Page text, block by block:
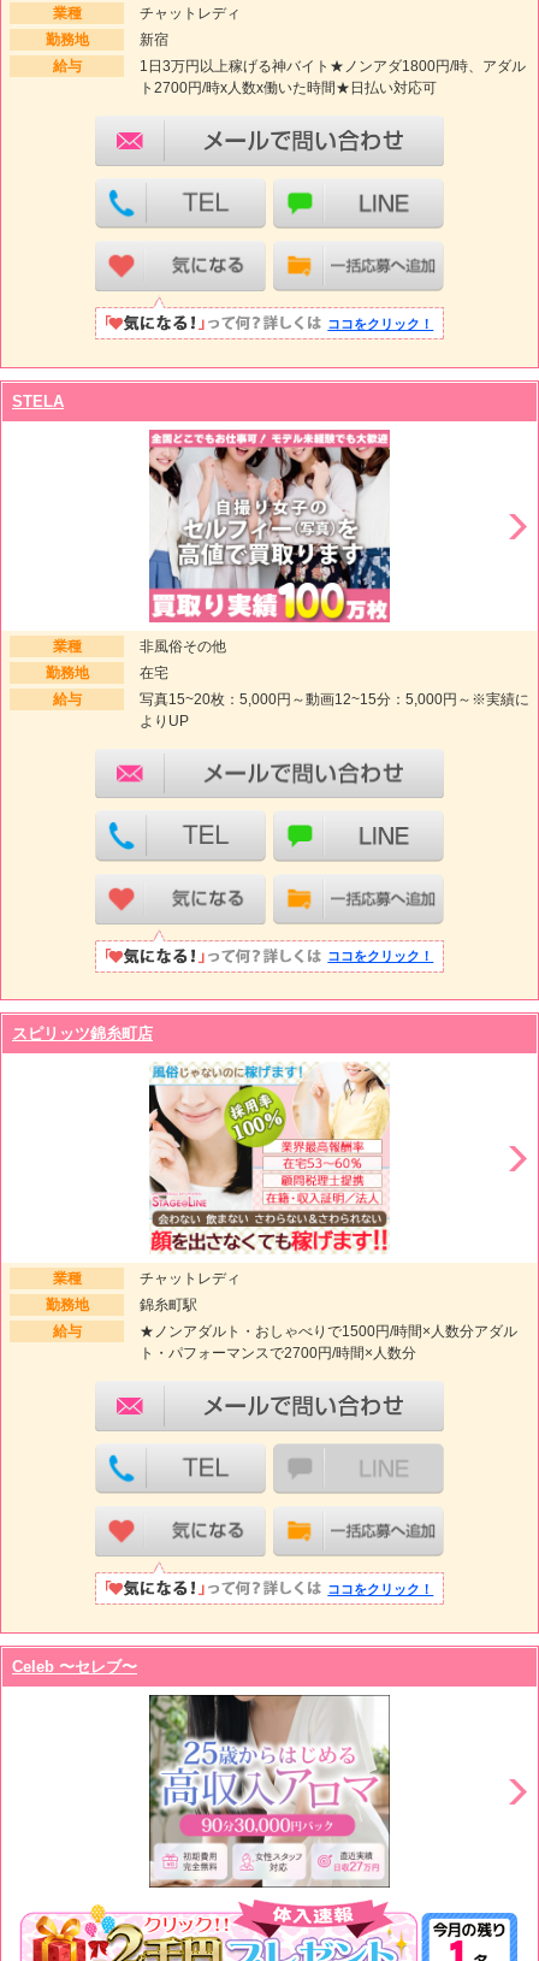
業種
チャットレディ
勤務地
新宿
給与
1日3万円以上稼げる神バイト★ノンアダ1800円/時、アダル
ト2700円/時x人数x働いた時間★日払い対応可
ココをクリック！
STELA
業種
非風俗その他
勤務地
在宅
給与
写真15~20枚：5,000円～動画12~15分：5,000円～※実績に
よりUP
ココをクリック！
スピリッツ錦糸町店
業種
チャットレディ
勤務地
錦糸町駅
給与
★ノンアダルト・おしゃべりで1500円/時間×人数分アダル
ト・パフォーマンスで2700円/時間×人数分
ココをクリック！
Celeb 〜セレブ〜